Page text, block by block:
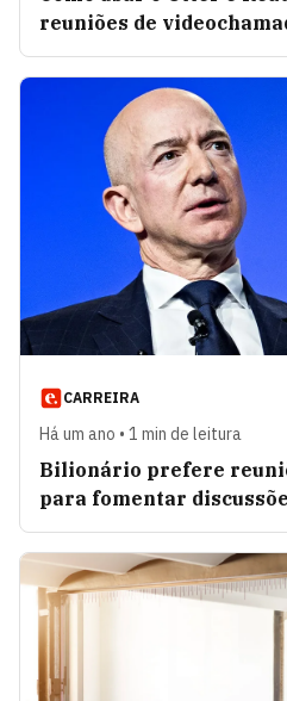
reuniões de
CARREIRA
Há um ano • 1 min de leitura
Bilionário prefere
para fomentar